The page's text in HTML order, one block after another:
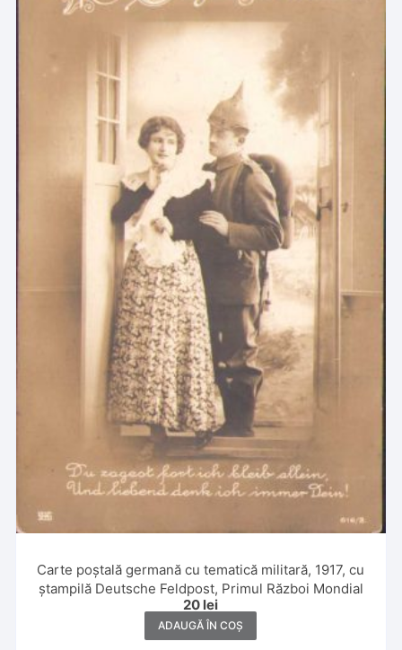
Carte poștală germană cu tematică militară, 1917, cu
ștampilă Deutsche Feldpost, Primul Război Mondial
20 lei
ADAUGĂ ÎN COȘ